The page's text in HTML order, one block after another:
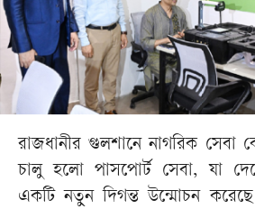
রাজধানীর গুলশানে নাগরিক সেবা
চালু হলো পাসপোর্ট সেবা, যা
একটি নতুন দিগন্ত উন্মোচন